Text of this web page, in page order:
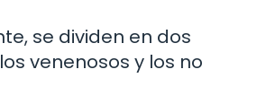
se dividen en dos
venenosos y los no